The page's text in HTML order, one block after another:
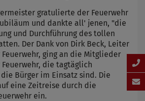
gratulierte der Feuerwehr
und dankte all' jenen, "die
und Durchführung des tollen
Der Dank von Dirk Beck, Leiter
ging an die Mitglieder
die tagtäglich
Bürger im Einsatz sind. Die
eine Zeitreise durch die
ein.